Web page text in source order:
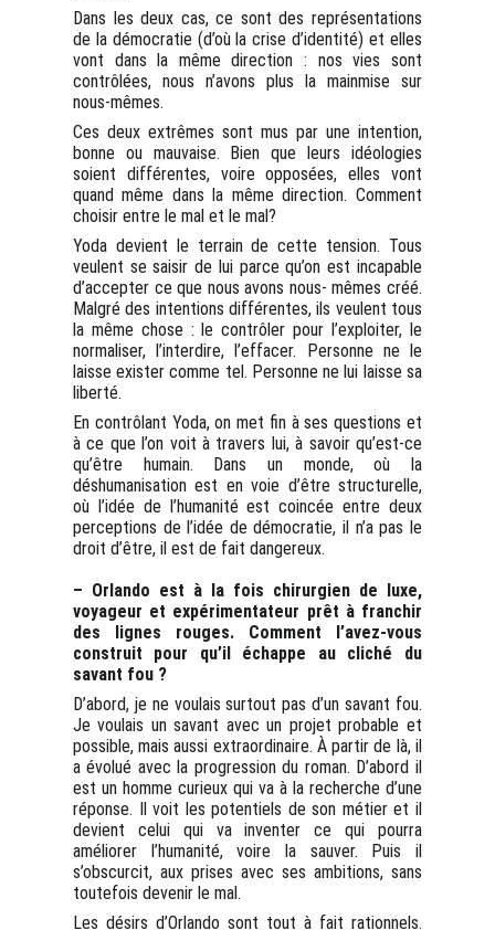
Dans les deux cas, ce sont des représentations
de la démocratie (d’où la crise d’identité) et elles
vont dans la même direction : nos vies sont
contrôlées, nous n’avons plus la mainmise sur
nous-mêmes.
Ces deux extrêmes sont mus par une intention,
bonne ou mauvaise. Bien que leurs idéologies
soient différentes, voire opposées, elles vont
quand même dans la même direction. Comment
choisir entre le mal et le mal?
Yoda devient le terrain de cette tension. Tous
veulent se saisir de lui parce qu’on est incapable
d’accepter ce que nous avons nous- mêmes créé.
Malgré des intentions différentes, ils veulent tous
la même chose : le contrôler pour l’exploiter, le
normaliser, l’interdire, l’effacer. Personne ne le
laisse exister comme tel. Personne ne lui laisse sa
liberté.
En contrôlant Yoda, on met fin à ses questions et
à ce que l’on voit à travers lui, à savoir qu’est-ce
qu’être humain. Dans un monde, où la
déshumanisation est en voie d’être structurelle,
où l’idée de l’humanité est coincée entre deux
perceptions de l’idée de démocratie, il n’a pas le
droit d’être, il est de fait dangereux.
– Orlando est à la fois chirurgien de luxe,
voyageur et expérimentateur prêt à franchir
des lignes rouges. Comment l’avez-vous
construit pour qu’il échappe au cliché du
savant fou ?
D’abord, je ne voulais surtout pas d’un savant fou.
Je voulais un savant avec un projet probable et
possible, mais aussi extraordinaire. À partir de là, il
a évolué avec la progression du roman. D’abord il
est un homme curieux qui va à la recherche d’une
réponse. Il voit les potentiels de son métier et il
devient celui qui va inventer ce qui pourra
améliorer l’humanité, voire la sauver. Puis il
s’obscurcit, aux prises avec ses ambitions, sans
toutefois devenir le mal.
Les désirs d’Orlando sont tout à fait rationnels.